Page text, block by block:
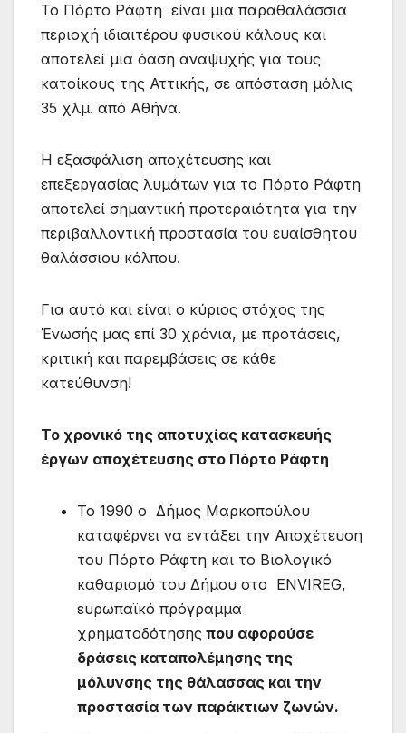
Το Πόρτο Ράφτη είναι μια παραθαλάσσια
περιοχή ιδιαιτέρου φυσικού κάλους και
αποτελεί μια όαση αναψυχής για τους
κατοίκους της Αττικής, σε απόσταση μόλις
35 χλμ. από Αθήνα.
Η εξασφάλιση αποχέτευσης και
επεξεργασίας λυμάτων για το Πόρτο Ράφτη
αποτελεί σημαντική προτεραιότητα για την
περιβαλλοντική προστασία του ευαίσθητου
θαλάσσιου κόλπου.
Για αυτό και είναι ο κύριος στόχος της
Ένωσής μας επί 30 χρόνια, με προτάσεις,
κριτική και παρεμβάσεις σε κάθε
κατεύθυνση!
Το χρονικό της αποτυχίας κατασκευής
έργων αποχέτευσης στο Πόρτο Ράφτη
Το 1990 ο Δήμος Μαρκοπούλου
καταφέρνει να εντάξει την Αποχέτευση
του Πόρτο Ράφτη και το Βιολογικό
καθαρισμό του Δήμου στο ENVIREG,
ευρωπαϊκό πρόγραμμα
χρηματοδότησης που αφορούσε
δράσεις καταπολέμησης της
μόλυνσης της θάλασσας και την
προστασία των παράκτιων ζωνών.